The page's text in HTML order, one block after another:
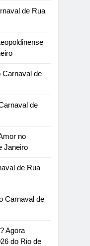
de Rua
Carnaval de
de
no
Janeiro
de Rua
Carnaval de
Agora
do Rio de